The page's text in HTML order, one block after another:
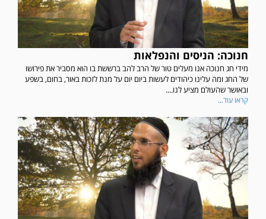
חנוכה: הניסים והנפלאות
מידי חג חנוכה אנו מעלים טור של הרב להב ברששת בו הוא מסביר את פירושו
של החג ומה עלינו כיהודים לעשות ביום יום על מנת לזכות באור, בחום, בשפע
ובאושר שהעולם מציע לנו....
קראו עוד...